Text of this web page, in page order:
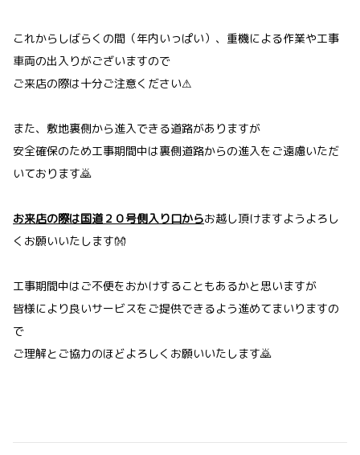
これからしばらくの間（年内いっぱい）、重機による作業や工事
車両の出入りがございますので
ご来店の際は十分ご注意ください⚠
また、敷地裏側から進入できる道路がありますが
安全確保のため工事期間中は裏側道路からの進入をご遠慮いただ
いております🙇
お来店の際は国道２０号側入り口からお越し頂けますようよろし
くお願いいたします👐
工事期間中はご不便をおかけすることもあるかと思いますが
皆様により良いサービスをご提供できるよう進めてまいりますの
で
ご理解とご協力のほどよろしくお願いいたします🙇